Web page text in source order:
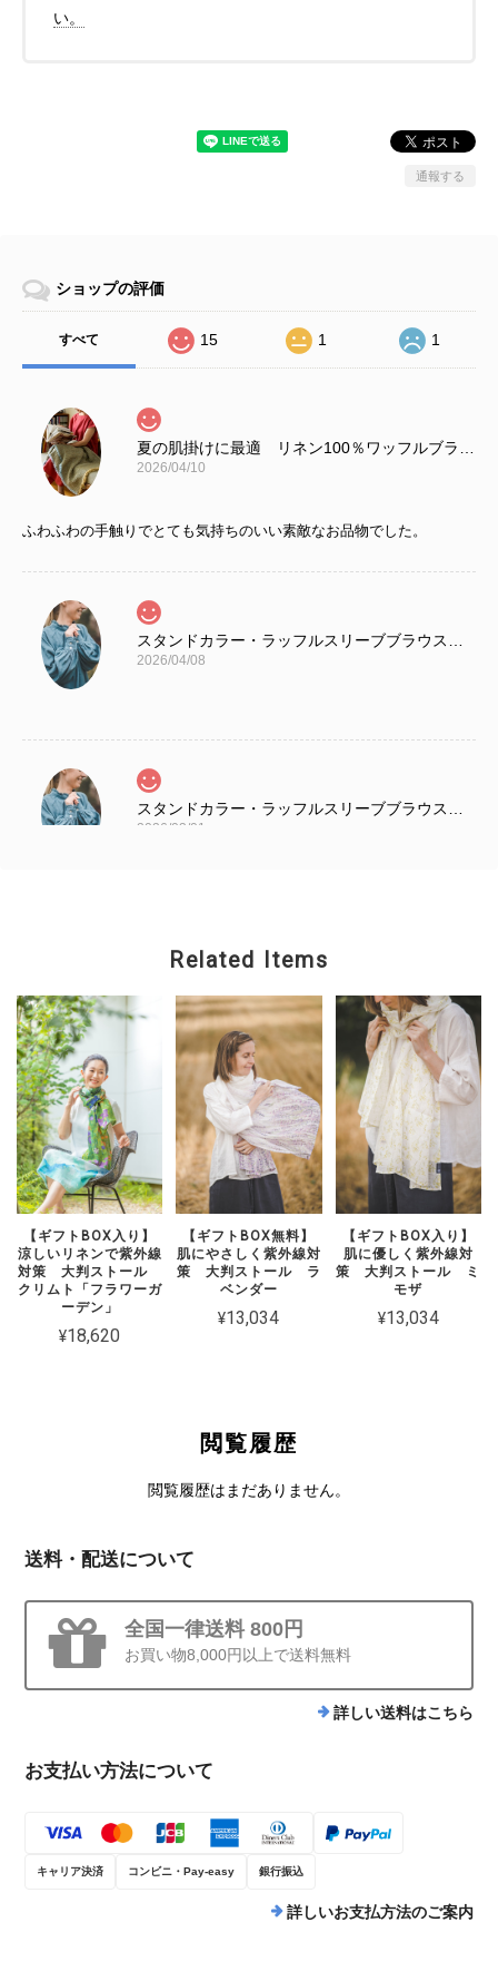
い。
通報する
ショップの評価
すべて 15 1 1
2026/04/10
ふわふわの手触りでとても気持ちのいい素敵なお品物でした。
2026/04/08
2026/03/01
きな服をありがとうございました^_^
ロングワイドパンツ TYLA（静寂）ヤナギラン・リネンフラワー
ヤナギラン
2026/02/28
この度も迅速な対応ありがとうございました。 季節が春めいてきたこ
とにより、さらりと着られるリネンのワイドパンツが欲しくなり購入
しました。 余談ですが、以前プレゼント用に購入したワンピースを義
姉にプレゼントし、着用して散歩をしていた際に、外国の方に「とて
も美しいお洋服だ」と褒められたそうです。
贈り物として。美しいストールで、お相手は、光にかざしてうっとり
がとうございます。
【ギフトBOX無料】大判ストール モネの水連
2025/02/03
モネ展があったこともあり、購入しました。大判なのでシンプルなお
洋服のアクセントになり、気持ちが上がります！リネンなので軽く、
ストールの柄を自分でも着けていて見たいのと、活かしたいので、ミ
Related Items
【ギフトBOX入り】
涼しいリネンで紫外線
対策 大判ストール
クリムト「フラワーガ
ーデン」
¥18,620
【ギフトBOX無料】
肌にやさしく紫外線対
策 大判ストール ラ
ベンダー
¥13,034
【ギフトBOX入り】
肌に優しく紫外線対
策 大判ストール ミ
モザ
¥13,034
閲覧履歴
閲覧履歴はまだありません。
送料・配送について
全国一律送料 800円
お買い物8,000円以上で送料無料
詳しい送料はこちら
お支払い方法について
キャリア決済 コンビニ・Pay-easy 銀行振込
詳しいお支払方法のご案内